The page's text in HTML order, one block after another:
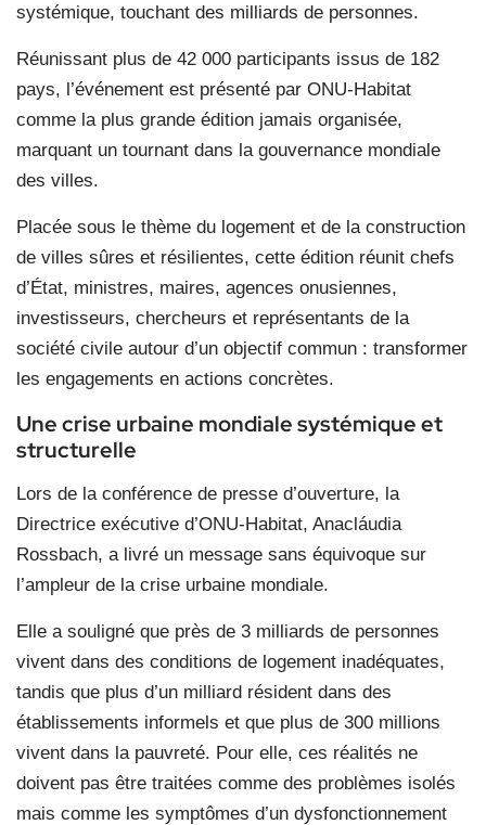
systémique, touchant des milliards de personnes.
Réunissant plus de 42 000 participants issus de 182
pays, l’événement est présenté par ONU-Habitat
comme la plus grande édition jamais organisée,
marquant un tournant dans la gouvernance mondiale
des villes.
Placée sous le thème du logement et de la construction
de villes sûres et résilientes, cette édition réunit chefs
d’État, ministres, maires, agences onusiennes,
investisseurs, chercheurs et représentants de la
société civile autour d’un objectif commun : transformer
les engagements en actions concrètes.
Une crise urbaine mondiale systémique et
structurelle
Lors de la conférence de presse d’ouverture, la
Directrice exécutive d’ONU-Habitat, Anacláudia
Rossbach, a livré un message sans équivoque sur
l’ampleur de la crise urbaine mondiale.
Elle a souligné que près de 3 milliards de personnes
vivent dans des conditions de logement inadéquates,
tandis que plus d’un milliard résident dans des
établissements informels et que plus de 300 millions
vivent dans la pauvreté. Pour elle, ces réalités ne
doivent pas être traitées comme des problèmes isolés
mais comme les symptômes d’un dysfonctionnement